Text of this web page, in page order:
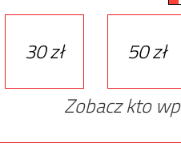
30 zł 50 zł
Zobacz kto